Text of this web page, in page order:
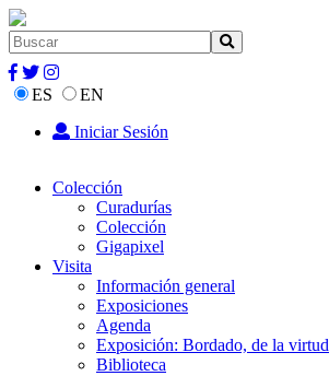
ES
EN
Iniciar Sesión
Colección
Curadurías
Colección
Gigapixel
Visita
Información general
Exposiciones
Agenda
Exposición: Bordado, de la virtud
Biblioteca